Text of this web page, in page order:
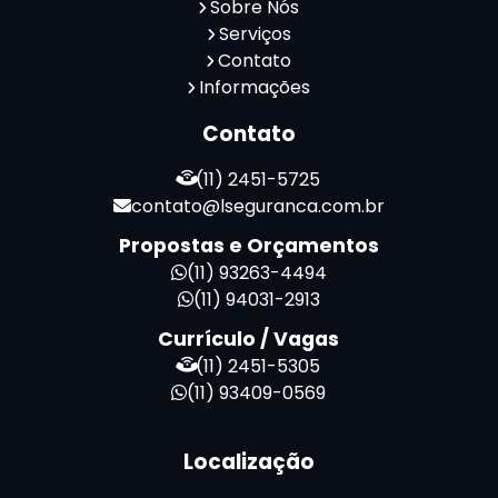
Serviço de Portaria Terceirizado
Serviços de Limpeza e Portaria
Terceirização de Facilities
Zeladoria de Condomínios
Sobre Nós
Serviços
Contato
Informações
Contato
(11) 2451-5725
contato@lseguranca.com.br
Propostas e Orçamentos
(11) 93263-4494
(11) 94031-2913
Currículo / Vagas
(11) 2451-5305
(11) 93409-0569
Localização